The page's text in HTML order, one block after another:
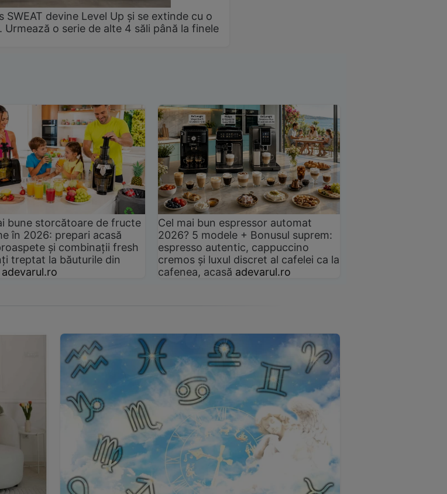
SWEAT devine Level Up și se extinde cu o
o serie de alte 4 săli până la finele
bune storcătoare de fructe
în 2026: prepari acasă
și combinații fresh
treptat la băuturile din
adevarul.ro
Cel mai bun espressor automat
2026? 5 modele + Bonusul suprem:
espresso autentic, cappuccino
cremos și luxul discret al cafelei ca la
cafenea, acasă adevarul.ro